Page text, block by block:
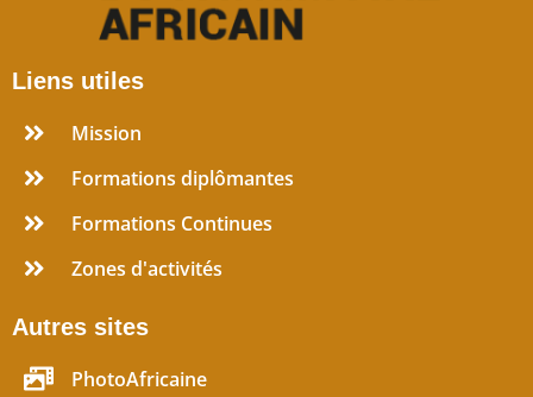
Liens utiles
Mission
Formations diplômantes
Formations Continues
Zones d'activités
Autres sites
PhotoAfricaine